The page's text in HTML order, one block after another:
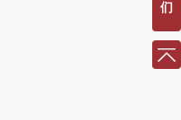
们